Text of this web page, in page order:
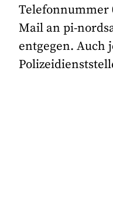
Telefonnummer
Mail an pi-
entgegen. Auch